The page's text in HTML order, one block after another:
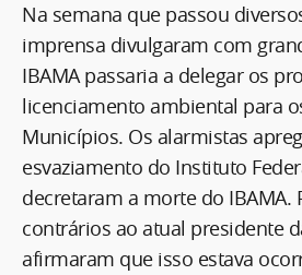
Na semana que passou
imprensa divulgaram com
IBAMA passaria a delegar os
licenciamento ambiental para
Municípios. Os alarmistas
esvaziamento do Instituto
decretaram a morte do IBAMA.
contrários ao atual presidente
afirmaram que isso estava